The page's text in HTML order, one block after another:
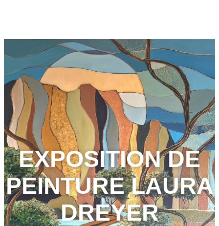
EXPOSITION DE
PEINTURE LAURA
DREYER